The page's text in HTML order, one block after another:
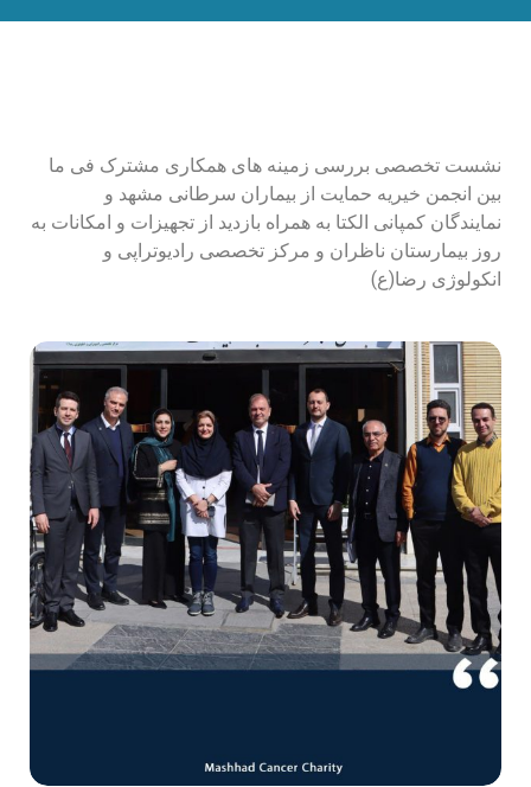
نشست تخصصی بررسی زمینه های همکاری مشترک فی ما
بین انجمن خیریه حمایت از بیماران سرطانی مشهد و
نمایندگان کمپانی الکتا به همراه بازدید از تجهیزات و امکانات به
روز بیمارستان ناظران و مرکز تخصصی رادیوتراپی و
انکولوژی رضا(ع)